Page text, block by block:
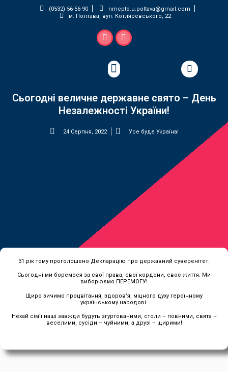
(0532) 56-56-90
nmcpto.u.poltava@gmail.com
м. Полтава, вул. Котляревського, 22
Сьогодні величне державне свято – День
Незалежності України!
24 Серпня, 2022 Усе буде Україна!
31 рік тому проголошено Декларацію про державний суверенітет.
Сьогодні ми боремося за свої права, свої кордони, своє життя. Ми
виборюємо ПЕРЕМОГУ!
Щиро зичимо процвітання, здоров’я, міцного духу героїчному
українському народові.
Нехай сім’ї наші завжди будуть згуртованими, столи – повними, свята –
веселими, сусіди – чуйними, а друзі – щирими!